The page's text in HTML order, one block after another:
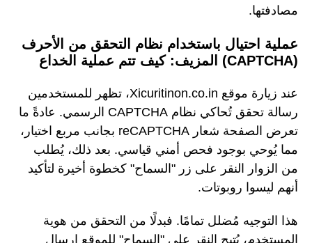
مصادفتها.
عملية احتيال باستخدام نظام التحقق من الأحرف
(CAPTCHA) المزيف: كيف تتم عملية الخداع
عند زيارة موقع Xicuritinon.co.in، تظهر للمستخدمين
رسالة تحقق تُحاكي نظام CAPTCHA الرسمي. عادةً ما
تعرض الصفحة شعار reCAPTCHA بجانب مربع اختيار،
مما يُوحي بوجود فحص أمني قياسي. بعد ذلك، يُطلب
من الزوار النقر على زر "السماح" كخطوة أخيرة لتأكيد
أنهم ليسوا روبوتات.
هذا التوجيه مُضلل تمامًا. فبدلًا من التحقق من هوية
المستخدم، يُتيح النقر على "السماح" للموقع إرسال